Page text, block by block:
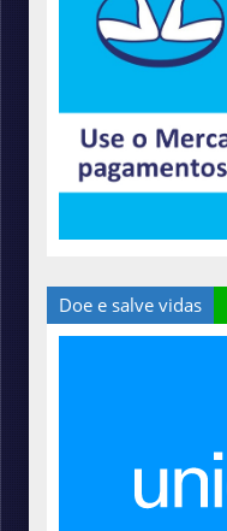
Doe e salve vidas